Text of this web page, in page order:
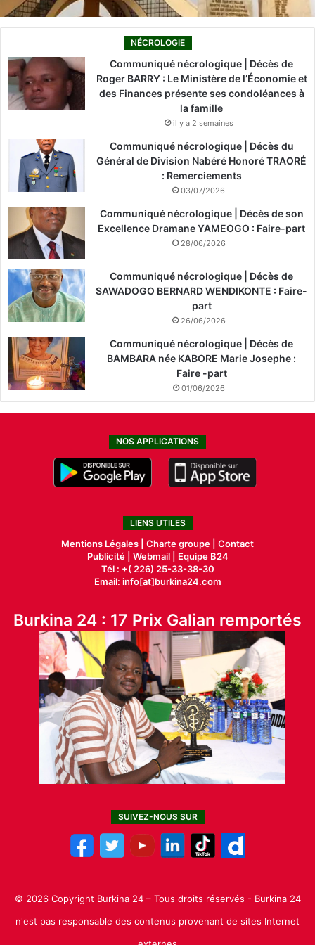
NÉCROLOGIE
Communiqué nécrologique | Décès de
Roger BARRY : Le Ministère de l’Économie et
des Finances présente ses condoléances à
la famille
il y a 2 semaines
Communiqué nécrologique | Décès du
Général de Division Nabéré Honoré TRAORÉ
: Remerciements
03/07/2026
Communiqué nécrologique | Décès de son
Excellence Dramane YAMEOGO : Faire-part
28/06/2026
Communiqué nécrologique | Décès de
SAWADOGO BERNARD WENDIKONTE : Faire-
part
26/06/2026
Communiqué nécrologique | Décès de
BAMBARA née KABORE Marie Josephe :
Faire -part
01/06/2026
NOS APPLICATIONS
LIENS UTILES
Mentions Légales | Charte groupe | Contact
Publicité| Webmail |
Equipe B24
Tél : +( 226) 25-33-38-30
Email: info[at]burkina24.com
Burkina 24 : 17 Prix Galian remportés
SUIVEZ-NOUS SUR
© 2026 Copyright Burkina 24 – Tous droits réservés - Burkina 24
n'est pas responsable des contenus provenant de sites Internet